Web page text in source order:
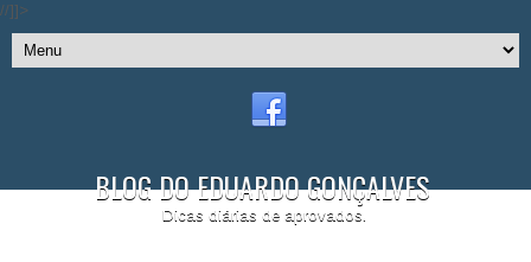
//]]>
BLOG DO EDUARDO GONÇALVES
Dicas diárias de aprovados.